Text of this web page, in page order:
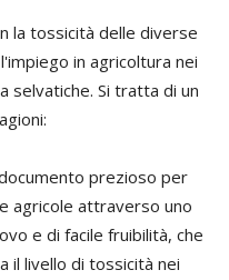
la tossicità delle diverse
in agricoltura nei
selvatiche. Si tratta di un
prezioso per
agricole attraverso uno
e di facile fruibilità, che
il livello di tossicità nei